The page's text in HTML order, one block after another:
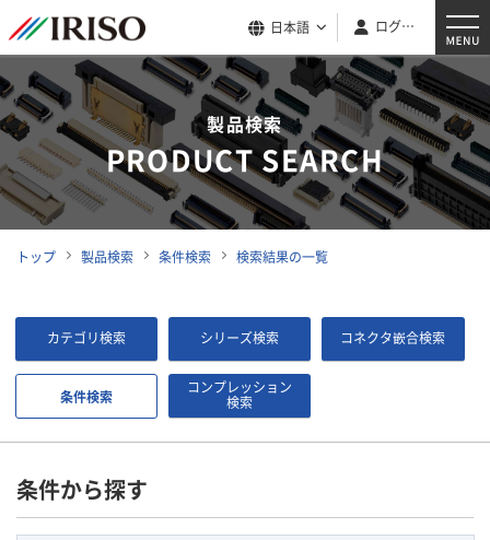
日本語 ログイン
製品検索
PRODUCT SEARCH
トップ 製品検索 条件検索 検索結果の一覧
カテゴリ検索 シリーズ検索 コネクタ嵌合検索
条件検索 コンプレッション
検索
条件から探す